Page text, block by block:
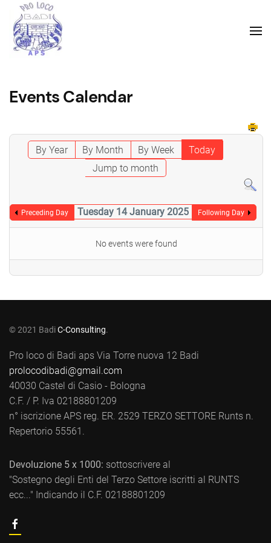
Events Calendar
By Year By Month By Week
Today
Jump to month
Preceding Day Tuesday 14 January 2025 Following Day
No events were found
© 2021 BadiC-Consulting.
Pro loco di Badi aps Via Torre nuova 12 Badi
prolocodibadi@gmail.com
40030 Castel di Casio - Bologna
C.F. / P. Iva 02188801209
n° iscrizione APS reg. ER. 2529 TERZO SETTORE Runts n.
Repertorio 55561.
Devoluzione 5 x 1000: sottoscrivere al
"Sostegno degli Enti del Terzo Settore iscritti al RUNTS
ecc..." Indicando il C.F. 02188801209